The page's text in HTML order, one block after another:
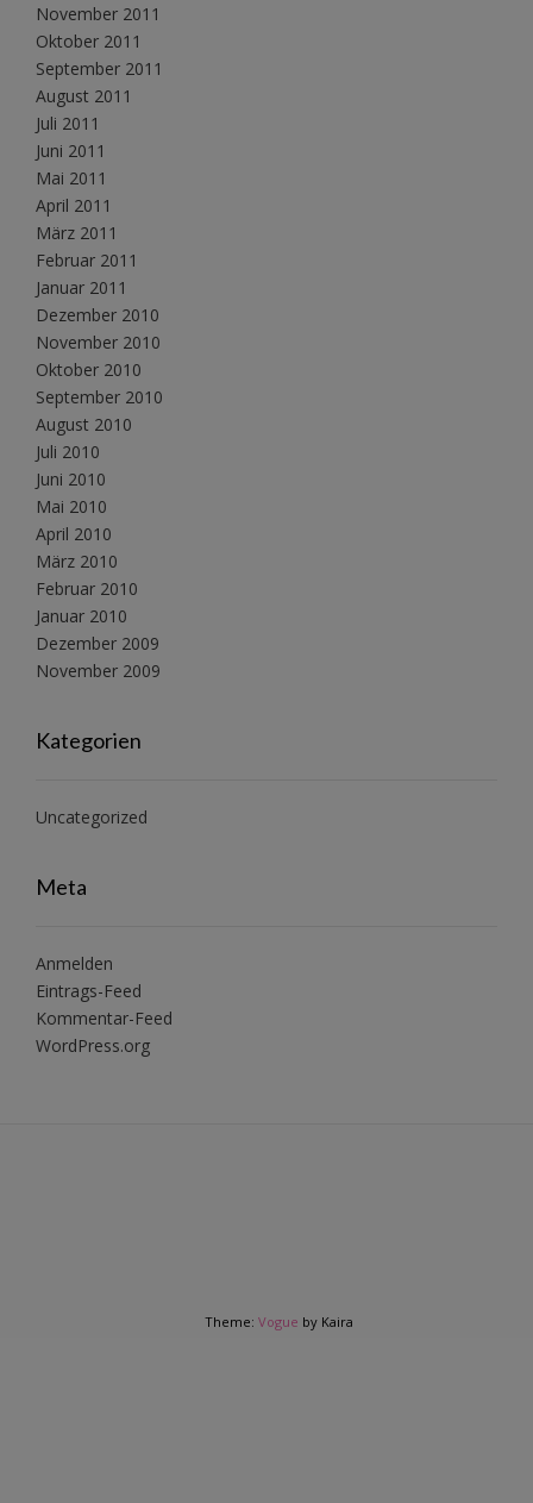
November 2011
Oktober 2011
September 2011
August 2011
Juli 2011
Juni 2011
Mai 2011
April 2011
März 2011
Februar 2011
Januar 2011
Dezember 2010
November 2010
Oktober 2010
September 2010
August 2010
Juli 2010
Juni 2010
Mai 2010
April 2010
März 2010
Februar 2010
Januar 2010
Dezember 2009
November 2009
Kategorien
Uncategorized
Meta
Anmelden
Eintrags-Feed
Kommentar-Feed
WordPress.org
Theme: Vogue by Kaira